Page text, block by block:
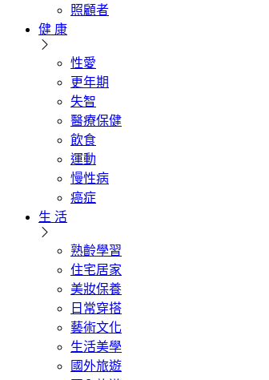
照顧者
健 康
性愛
更年期
失智
醫療保健
飲食
運動
慢性病
癌症
生 活
熟齡學習
住宅居家
美妝保養
日常穿搭
藝術文化
生活美學
國外旅遊